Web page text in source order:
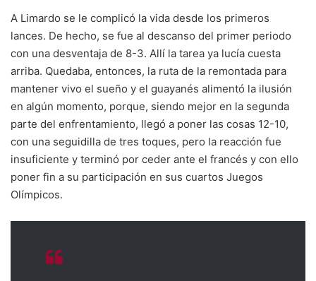
A Limardo se le complicó la vida desde los primeros
lances. De hecho, se fue al descanso del primer periodo
con una desventaja de 8-3. Allí la tarea ya lucía cuesta
arriba. Quedaba, entonces, la ruta de la remontada para
mantener vivo el sueño y el guayanés alimentó la ilusión
en algún momento, porque, siendo mejor en la segunda
parte del enfrentamiento, llegó a poner las cosas 12-10,
con una seguidilla de tres toques, pero la reacción fue
insuficiente y terminó por ceder ante el francés y con ello
poner fin a su participación en sus cuartos Juegos
Olímpicos.